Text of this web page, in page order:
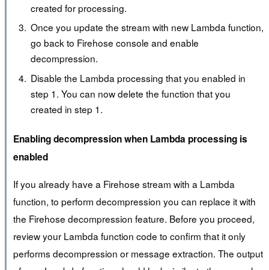
created for processing.
Once you update the stream with new Lambda function,
go back to Firehose console and enable
decompression.
Disable the Lambda processing that you enabled in
step 1. You can now delete the function that you
created in step 1.
Enabling decompression when Lambda processing is
enabled
If you already have a Firehose stream with a Lambda
function, to perform decompression you can replace it with
the Firehose decompression feature. Before you proceed,
review your Lambda function code to confirm that it only
performs decompression or message extraction. The output